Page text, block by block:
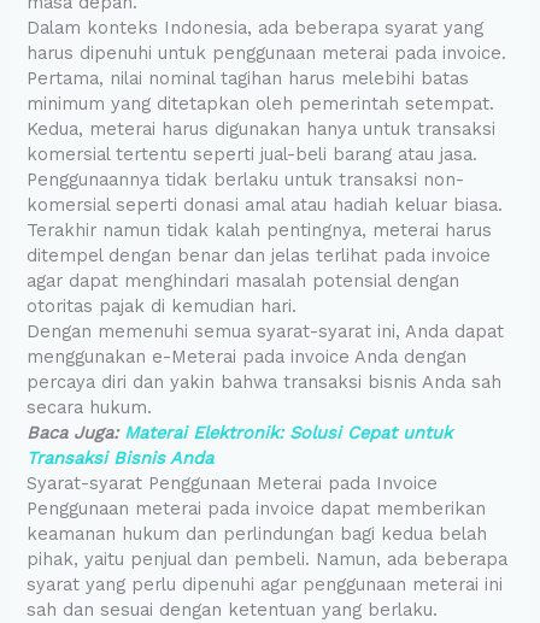
Dalam konteks Indonesia, ada beberapa syarat yang
harus dipenuhi untuk penggunaan meterai pada invoice.
Pertama, nilai nominal tagihan harus melebihi batas
minimum yang ditetapkan oleh pemerintah setempat.
Kedua, meterai harus digunakan hanya untuk transaksi
komersial tertentu seperti jual-beli barang atau jasa.
Penggunaannya tidak berlaku untuk transaksi non-
komersial seperti donasi amal atau hadiah keluar biasa.
Terakhir namun tidak kalah pentingnya, meterai harus
ditempel dengan benar dan jelas terlihat pada invoice
agar dapat menghindari masalah potensial dengan
otoritas pajak di kemudian hari.
Dengan memenuhi semua syarat-syarat ini, Anda dapat
menggunakan e-Meterai pada invoice Anda dengan
percaya diri dan yakin bahwa transaksi bisnis Anda sah
secara hukum.
Baca Juga: Materai Elektronik: Solusi Cepat untuk
Transaksi Bisnis Anda
Syarat-syarat Penggunaan Meterai pada Invoice
Penggunaan meterai pada invoice dapat memberikan
keamanan hukum dan perlindungan bagi kedua belah
pihak, yaitu penjual dan pembeli. Namun, ada beberapa
syarat yang perlu dipenuhi agar penggunaan meterai ini
sah dan sesuai dengan ketentuan yang berlaku.